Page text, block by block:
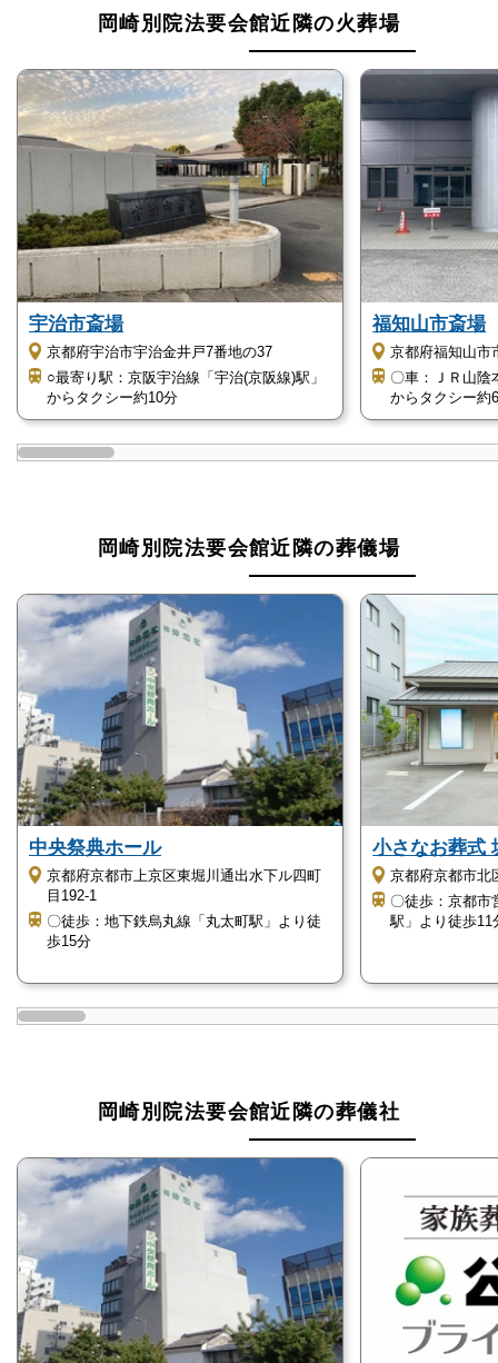
岡崎別院法要会館近隣の火葬場
宇治市斎場
京都府宇治市宇治金井戸7番地の37
○最寄り駅：京阪宇治線「宇治(京阪線)駅」
からタクシー約10分
福知山市斎場
京都府福知山市
〇車：ＪＲ山陰
からタクシー約
岡崎別院法要会館近隣の葬儀場
中央祭典ホール
京都府京都市上京区東堀川通出水下ル四町
目192-1
〇徒歩：地下鉄烏丸線「丸太町駅」より徒
歩15分
小さなお葬式
京都府京都市北
〇徒歩：京都市
駅」より徒歩11
岡崎別院法要会館近隣の葬儀社